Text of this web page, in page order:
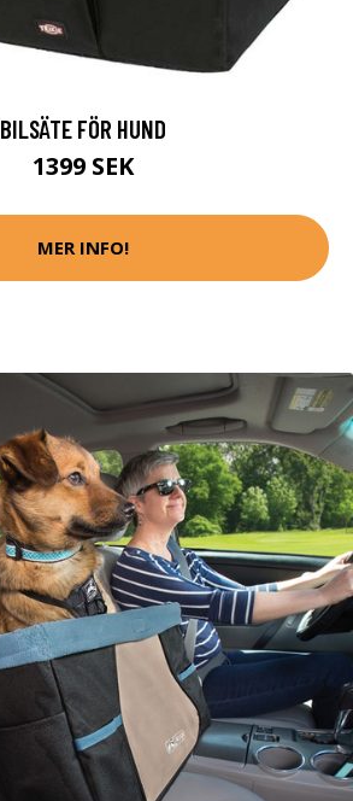
BILSÄTE FÖR HUND
1399 SEK
MER INFO!